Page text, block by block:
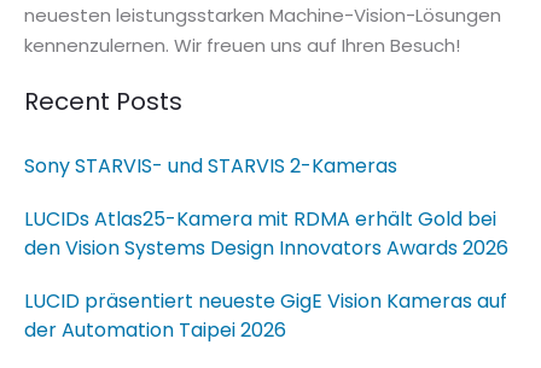
neuesten leistungsstarken Machine-Vision-Lösungen
kennenzulernen. Wir freuen uns auf Ihren Besuch!
Recent Posts
Sony STARVIS- und STARVIS 2-Kameras
LUCIDs Atlas25-Kamera mit RDMA erhält Gold bei
den Vision Systems Design Innovators Awards 2026
LUCID präsentiert neueste GigE Vision Kameras auf
der Automation Taipei 2026